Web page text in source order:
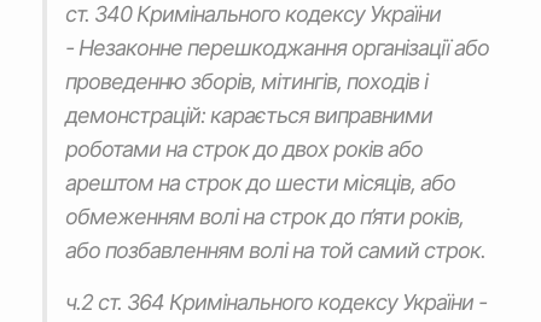
ст. 340 Кримінального кодексу України
- Незаконне перешкоджання організації або
проведенню зборів, мітингів, походів і
демонстрацій: карається виправними
роботами на строк до двох років або
арештом на строк до шести місяців, або
обмеженням волі на строк до п’яти років,
або позбавленням волі на той самий строк.
ч.2 ст. 364 Кримінального кодексу України -